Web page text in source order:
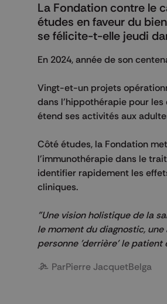
La Fondation contre le
études en faveur du
se félicite-t-elle jeudi
En 2024, année de son
Vingt-et-un projets
dans l'hippothérapie pour les
étend ses activités aux
Côté études, la Fondation
l'immunothérapie dans le
identifier rapidement les
cliniques.
"Une vision holistique de la
le moment du diagnostic,
personne 'derrière' le
ParPierre JacquetBelga